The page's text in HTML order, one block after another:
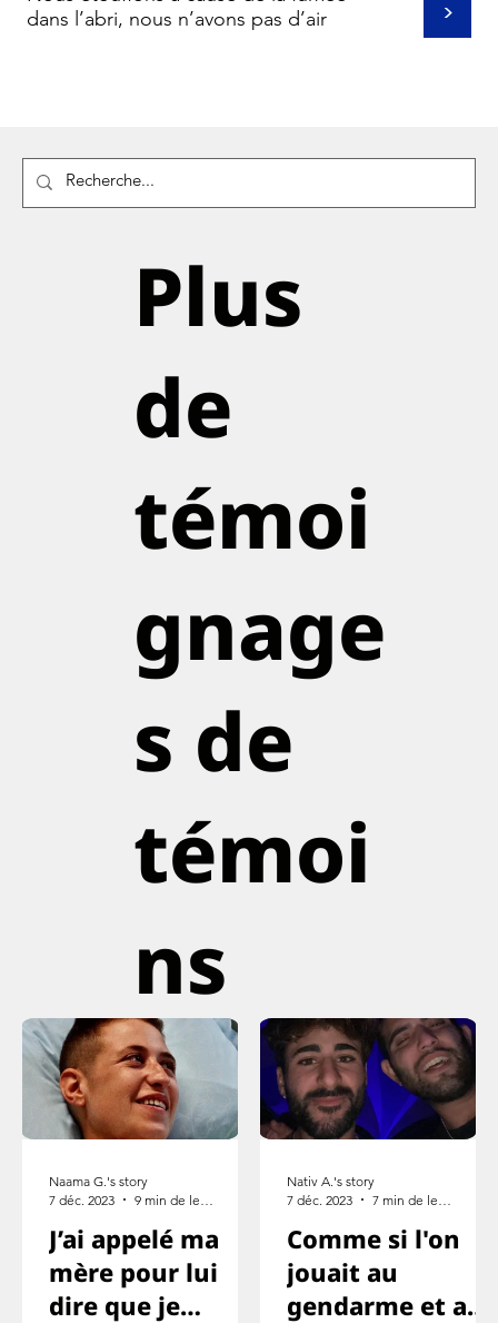
>
dans l’abri, nous n’avons pas d’air
Plus
de
témoi
gnage
s de
témoi
ns
J’ai appelé ma
mère pour lui
dire que je
Naama G.'s story
7 déc. 2023
Comme si l'on
jouait au
gendarme et au
Nativ A.'s story
7 déc. 2023